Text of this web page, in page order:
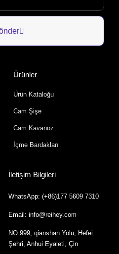
Ürünler
Ürün Kataloğu
Cam Şişe
Cam Kavanoz
İçme Bardakları
İletişim Bilgileri
WhatsApp: (+86)177 5609 7310
Email: info@reihey.com
NO.999, qianshan Yolu, Hefei
Şehri, Anhui Eyaleti, Çin